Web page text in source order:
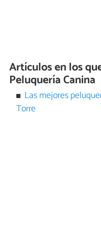
Artículos en los
Peluquería Canina
Las mejores
Torre